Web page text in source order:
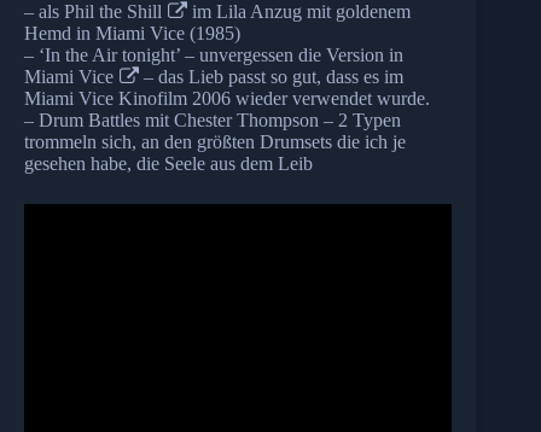
– als Phil the Shill
im Lila Anzug mit goldenem
Hemd in Miami Vice (1985)
– ‘In the Air tonight’ – unvergessen die Version in
Miami Vice
– das Lieb passt so gut, dass es im
Miami Vice Kinofilm 2006 wieder verwendet wurde.
– Drum Battles mit Chester Thompson – 2 Typen
trommeln sich, an den größten Drumsets die ich je
gesehen habe, die Seele aus dem Leib